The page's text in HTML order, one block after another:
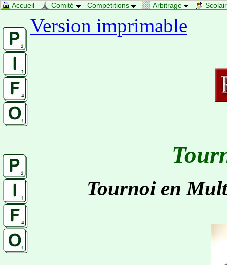
Accueil Comité Compétitions Arbitrage
Version imprimable
Tournoi en